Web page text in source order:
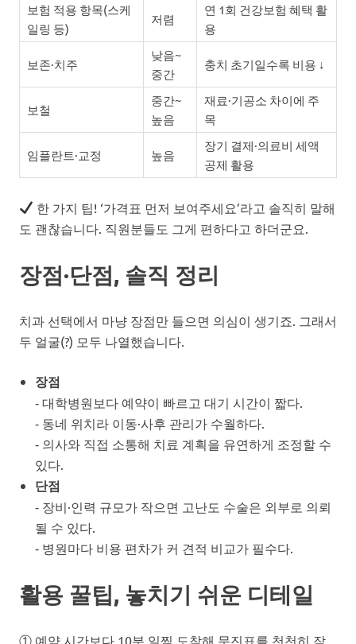
보험 적용 항목(스케
일링 등)
저렴
연 1회 건강보험 혜택 활
용
보존·치주
낮음~
중간
충치 초기일수록 비용 ↓
보철
중간~
높음
재료·기공소 차이에 주
목
임플란트·교정 높음
장기 결제·의료비 세액
공제 활용
한 가지 팁! ‘가격표 먼저 보여주세요’라고 솔직히 말해
도 괜찮습니다. 직원분들도 그게 편하다고 하더군요.
장점·단점, 솔직 정리
치과 선택에서 마냥 장점만 들으면 의심이 생기죠. 그래서
두 얼굴(?) 모두 나열했습니다.
장점
‑ 대학병원보다 예약이 빠르고 대기 시간이 짧다.
‑ 동네 위치라 이동·사후 관리가 수월하다.
‑ 의사와 직접 소통해 치료 계획을 유연하게 조정할 수
있다.
단점
‑ 장비·인력 규모가 작으면 고난도 수술은 외부로 의뢰
될 수 있다.
‑ 병원마다 비용 편차가 커 견적 비교가 필수다.
활용 꿀팁, 놓치기 쉬운 디테일
① 예약 시간보다 10분 일찍 도착해 문진표를 천천히 작